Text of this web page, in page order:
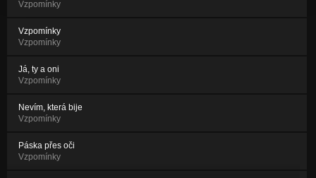
Vzpomínky
Vzpomínky
Vzpomínky
Já, ty a oni
Vzpomínky
Nevím, která bije
Vzpomínky
Páska přes oči
Vzpomínky